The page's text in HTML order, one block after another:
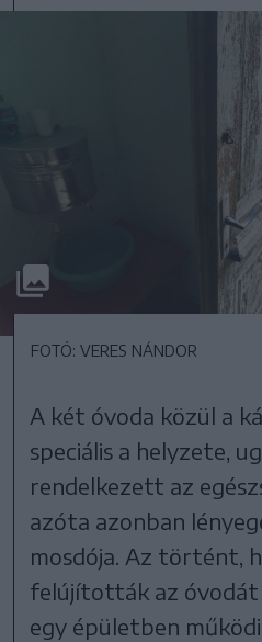
FOTÓ: VERES NÁNDOR
A két óvoda közül a
speciális a helyzete,
rendelkezett az
azóta azonban
mosdója. Az történt,
felújították az óvodát
egy épületben